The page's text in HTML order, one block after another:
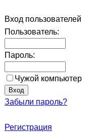
Вход пользователей
Пользователь:
Пароль:
Чужой компьютер
Забыли пароль?
Регистрация